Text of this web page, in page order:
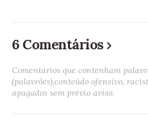
6 Comentários
Comentários que contenham
(palavrões),conteúdo ofensivo,
apagados sem prévio aviso.